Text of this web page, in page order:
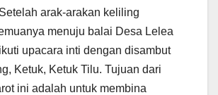
arak-arakan keliling
menuju balai Desa Lelea
upacara inti dengan disambut
Ketuk, Ketuk Tilu. Tujuan dari
ini adalah untuk membina